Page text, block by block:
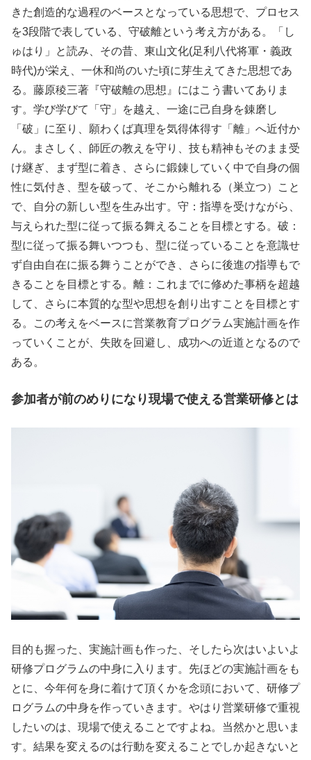
きた創造的な過程のベースとなっている思想で、プロセス
を3段階で表している、守破離という考え方がある。「し
ゅはり」と読み、その昔、東山文化(足利八代将軍・義政
時代)が栄え、一休和尚のいた頃に芽生えてきた思想であ
る。藤原稜三著『守破離の思想』にはこう書いてありま
す。学び学びて「守」を越え、一途に己自身を錬磨し
「破」に至り、願わくば真理を気得体得す「離」へ近付か
ん。まさしく、師匠の教えを守り、技も精神もそのまま受
け継ぎ、まず型に着き、さらに鍛錬していく中で自身の個
性に気付き、型を破って、そこから離れる（巣立つ）こと
で、自分の新しい型を生み出す。守：指導を受けながら、
与えられた型に従って振る舞えることを目標とする。破：
型に従って振る舞いつつも、型に従っていることを意識せ
ず自由自在に振る舞うことができ、さらに後進の指導もで
きることを目標とする。離：これまでに修めた事柄を超越
して、さらに本質的な型や思想を創り出すことを目標とす
る。この考えをベースに営業教育プログラム実施計画を作
っていくことが、失敗を回避し、成功への近道となるので
ある。
参加者が前のめりになり現場で使える営業研修とは
目的も握った、実施計画も作った、そしたら次はいよいよ
研修プログラムの中身に入ります。先ほどの実施計画をも
とに、今年何を身に着けて頂くかを念頭において、研修プ
ログラムの中身を作っていきます。やはり営業研修で重視
したいのは、現場で使えることですよね。当然かと思いま
す。結果を変えるのは行動を変えることでしか起きないと